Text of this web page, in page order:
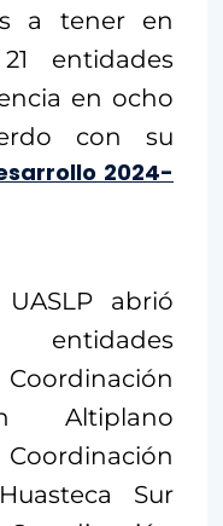
a tener en
entidades
en ocho
con su
2024-
abrió
Altiplano
Sur